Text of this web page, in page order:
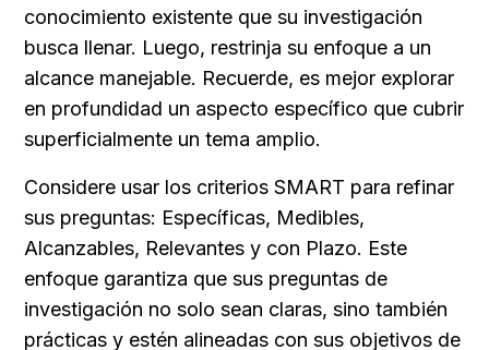
conocimiento existente que su investigación
busca llenar. Luego, restrinja su enfoque a un
alcance manejable. Recuerde, es mejor explorar
en profundidad un aspecto específico que cubrir
superficialmente un tema amplio.
Considere usar los criterios SMART para refinar
sus preguntas: Específicas, Medibles,
Alcanzables, Relevantes y con Plazo. Este
enfoque garantiza que sus preguntas de
investigación no solo sean claras, sino también
prácticas y estén alineadas con sus objetivos de